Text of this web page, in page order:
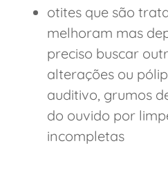
otites que são
melhoram mas
preciso buscar
alterações ou
auditivo, grumos
do ouvido por
incompletas